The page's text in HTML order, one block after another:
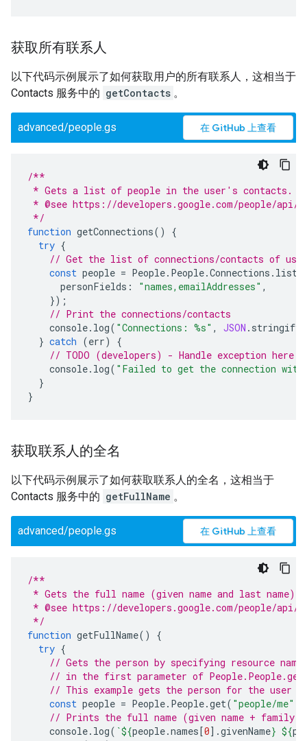
获取所有联系人
以下代码示例展示了如何获取用户的所有联系人，这相当于
Contacts 服务中的 getContacts 。
advanced/people.gs 在 GitHub 上查看
/**
* Gets a list of people in the user's contacts.
* @see https://developers.google.com/people/
*/
function getConnections()
{
try {
// Get the list of connections/contacts of
const people = People. People.Connections . list
personFields : "names,emailAddresses" ,
});
// Print the connections/contacts
console. log( "Connections: %s" , JSON . stringify
} catch (err)
{
// TODO (developers) - Handle exception here
console. log( "Failed to get the connection
}
}
获取联系人的全名
以下代码示例展示了如何获取联系人的全名，这相当于
Contacts 服务中的 getFullName 。
advanced/people.gs 在 GitHub 上查看
/**
* Gets the full name (given name and last
* @see https://developers.google.com/people/api/
*/
function getFullName()
{
try {
// Gets the person by specifying resource
// in the first parameter of
// This example gets the person for the user
const people = People. People.get( "people/me"
// Prints the full name (given name + family
console. log( `${people.names[0].givenName} ${